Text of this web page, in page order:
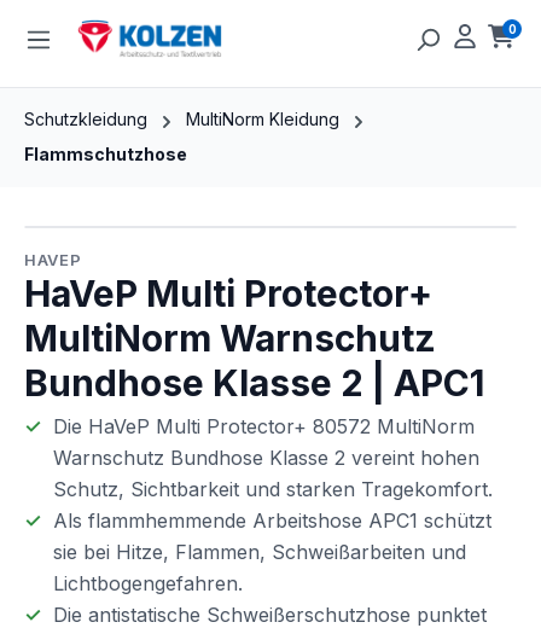
Zum Hauptinhalt springen 0
Schutzkleidung
MultiNorm Kleidung
Flammschutzhose
HAVEP
HaVeP Multi Protector+
MultiNorm Warnschutz
Bundhose Klasse 2 | APC1
Die HaVeP Multi Protector+ 80572 MultiNorm
Warnschutz Bundhose Klasse 2 vereint hohen
Schutz, Sichtbarkeit und starken Tragekomfort.
Als flammhemmende Arbeitshose APC1 schützt
sie bei Hitze, Flammen, Schweißarbeiten und
Lichtbogengefahren.
Die antistatische Schweißerschutzhose punktet